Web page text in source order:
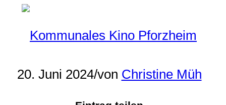
20. Juni 2024/von Christine Müh